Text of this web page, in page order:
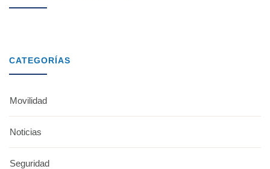
CATEGORÍAS
Movilidad
Noticias
Seguridad